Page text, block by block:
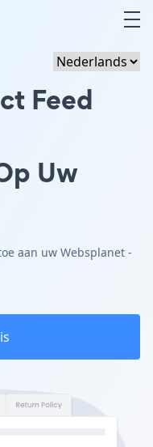
Feed
Uw
aan uw Websplanet -